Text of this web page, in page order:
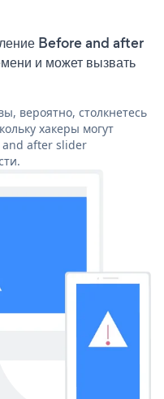
Before and after
и может вызвать
вероятно, столкнетесь
хакеры могут
and after slider